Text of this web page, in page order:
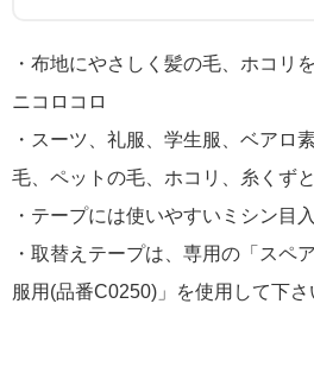
・布地にやさしく髪の毛、ホコリ
ニコロコロ
・スーツ、礼服、学生服、ベアロ
毛、ペットの毛、ホコリ、糸くず
・テープには使いやすいミシン目
・取替えテープは、専用の「スペ
服用(品番C0250)」を使用して下さ